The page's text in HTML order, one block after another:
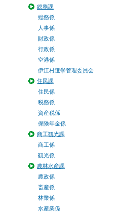
総務課
総務係
人事係
財政係
行政係
空港係
伊江村選挙管理委員会
住民課
住民係
税務係
資産税係
保険年金係
商工観光課
商工係
観光係
農林水産課
農政係
畜産係
林業係
水産業係